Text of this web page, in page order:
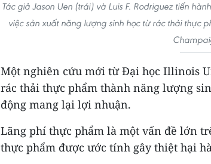
Tác giả Jason Uen (trái) và Luis F. Rodriguez tiến
việc sản xuất năng lượng sinh học từ rác thải thực
Một nghiên cứu mới từ Đại học Illinois
rác thải thực phẩm thành năng lượng
động mang lại lợi nhuận.
Lãng phí thực phẩm là một vấn đề lớn
thực phẩm được ước tính gây thiệt hại